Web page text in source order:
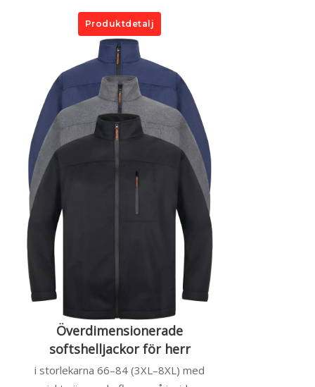
Produktdetalj
Överdimensionerade
softshelljackor för herr
i storlekarna 66–84 (3XL–8XL) med